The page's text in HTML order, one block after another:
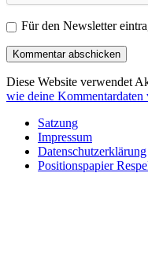
Für den Newsletter
Diese Website verwendet
wie deine Kommentardaten
Satzung
Impressum
Datenschutzerklärung
Positionspapier